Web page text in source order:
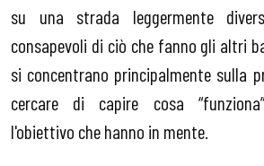
su una strada leggermente
consapevoli di ciò che fanno gli altri
si concentrano principalmente sulla
cercare di capire cosa
l'obiettivo che hanno in mente.